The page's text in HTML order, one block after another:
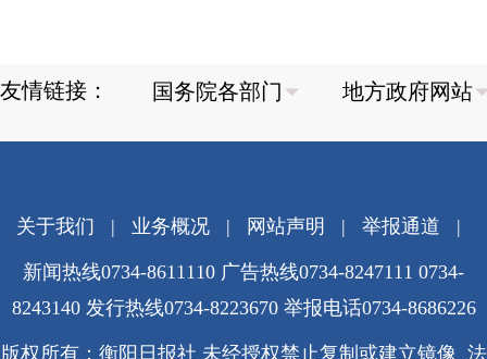
友情链接：
关于我们 | 业务概况| 网站声明 | 举报通道 |
新闻热线0734-8611110 广告热线0734-8247111 0734-
8243140 发行热线0734-8223670 举报电话0734-8686226
版权所有：衡阳日报社 未经授权禁止复制或建立镜像 法